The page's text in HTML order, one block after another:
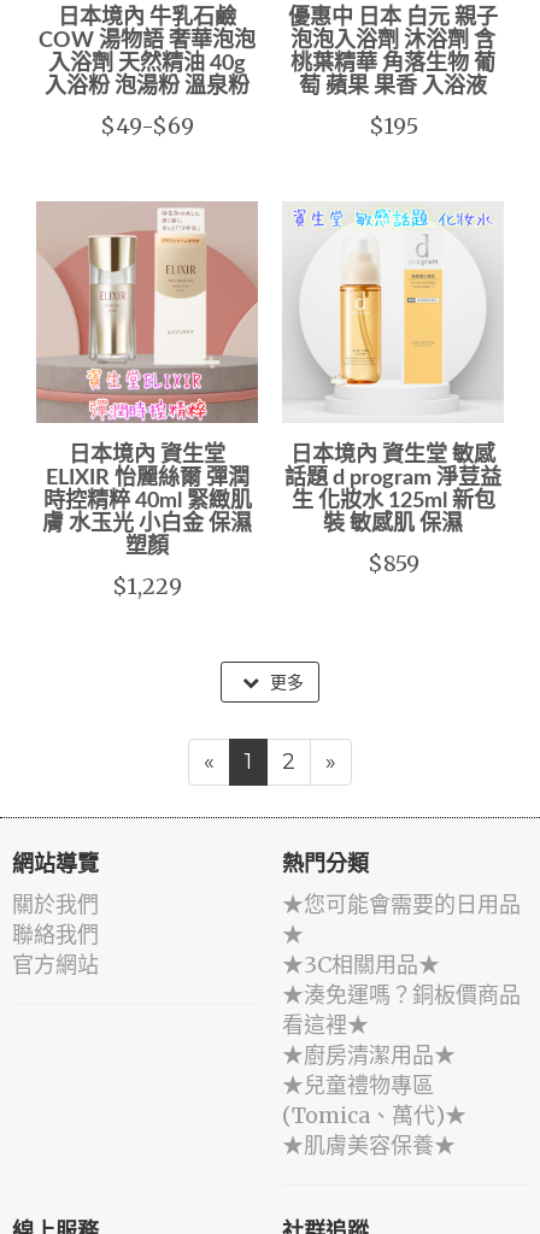
日本境內 牛乳石鹼
COW 湯物語 奢華泡泡
入浴劑 天然精油 40g
入浴粉 泡湯粉 溫泉粉
$49-$69
優惠中 日本 白元 親子
泡泡入浴劑 沐浴劑 含
桃葉精華 角落生物 葡
萄 蘋果 果香 入浴液
$195
日本境內 資生堂
ELIXIR 怡麗絲爾 彈潤
時控精粹 40ml 緊緻肌
膚 水玉光 小白金 保濕
塑顏
$1,229
日本境內 資生堂 敏感
話題 d program 淨荳益
生 化妝水 125ml 新包
裝 敏感肌 保濕
$859
更多
« 1 2 »
網站導覽
關於我們
聯絡我們
官方網站
熱門分類
★您可能會需要的日用品
★
★3C相關用品★
★湊免運嗎？銅板價商品
看這裡★
★廚房清潔用品★
★兒童禮物專區
(Tomica、萬代)★
★肌膚美容保養★